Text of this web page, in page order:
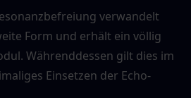
verwandelt
Form und erhält ein völlig
Währenddessen gilt dies im
Einsetzen der Echo-